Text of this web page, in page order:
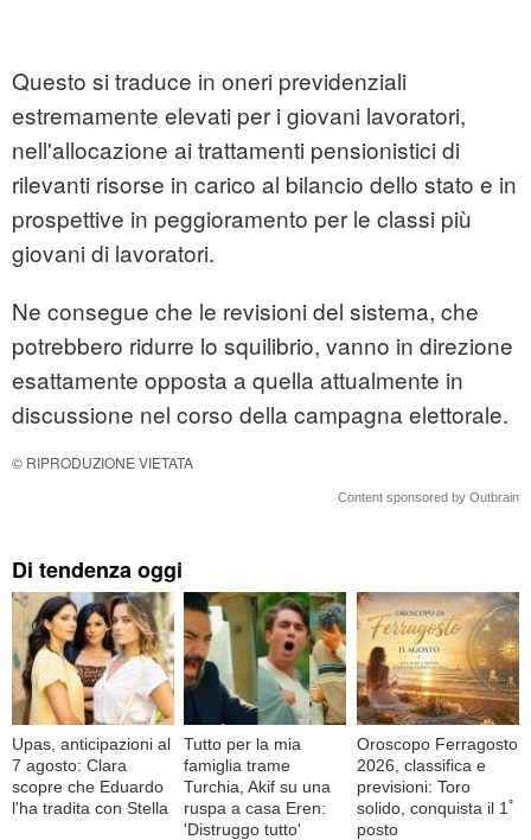
Questo si traduce in oneri previdenziali
estremamente elevati per i giovani lavoratori,
nell'allocazione ai trattamenti pensionistici di
rilevanti risorse in carico al bilancio dello stato e in
prospettive in peggioramento per le classi più
giovani di lavoratori.
Ne consegue che le revisioni del sistema, che
potrebbero ridurre lo squilibrio, vanno in direzione
esattamente opposta a quella attualmente in
discussione nel corso della campagna elettorale.
© RIPRODUZIONE VIETATA
Content sponsored by Outbrain
Di tendenza oggi
Upas, anticipazioni al
7 agosto: Clara
scopre che Eduardo
l'ha tradita con Stella
Tutto per la mia
famiglia trame
Turchia, Akif su una
ruspa a casa Eren:
'Distruggo tutto'
Oroscopo Ferragosto
2026, classifica e
previsioni: Toro
solido, conquista il 1ﾟ
posto